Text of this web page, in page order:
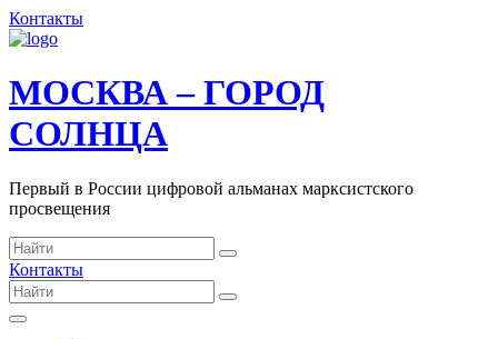
Контакты
МОСКВА – ГОРОД
СОЛНЦА
Первый в России цифровой альманах марксистского
просвещения
Контакты